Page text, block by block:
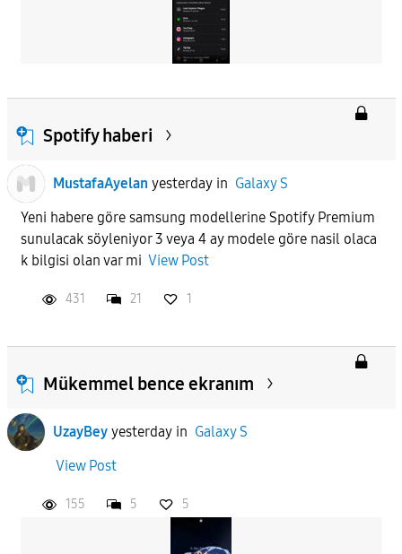
Spotify haberi
MustafaAyelan yesterdayin Galaxy S
Yeni habere göre samsung modellerine Spotify Premium
sunulacak söyleniyor 3 veya 4 ay modele göre nasil olaca
k bilgisi olan var mi View Post
431 21 1
Mükemmel bence ekranım
UzayBey yesterdayin Galaxy S
View Post
155 5 5